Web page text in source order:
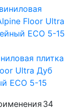
плитка
Ultra Дуб
ECO 5-15
34